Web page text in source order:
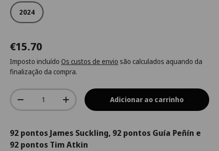
2024
€15.70
Imposto incluído Os custos de envio são calculados aquando da
finalização da compra.
Qtd.
-
+ Adicionar ao carrinho
92 pontos James Suckling, 92 pontos Guía Peñín e
92 pontos Tim Atkin